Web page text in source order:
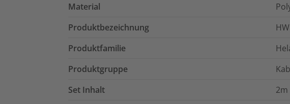
Material
Produktbezeichnung
Produktfamilie
Produktgruppe
Set Inhalt
2m